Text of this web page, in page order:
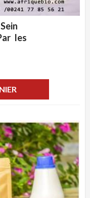
les